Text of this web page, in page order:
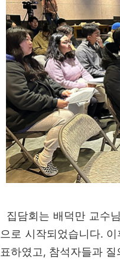
집담회는 배덕만 교수
으로 시작되었습니다.
표하였고, 참석자들과